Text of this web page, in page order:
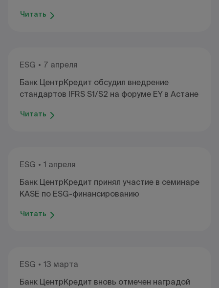
Читать
ESG
7 апреля
Банк ЦентрКредит обсудил внедрение
стандартов IFRS S1/S2 на форуме EY в Астане
Читать
ESG
1 апреля
Банк ЦентрКредит принял участие в семинаре
KASE по ESG-финансированию
Читать
ESG
13 марта
Банк ЦентрКредит вновь отмечен наградой